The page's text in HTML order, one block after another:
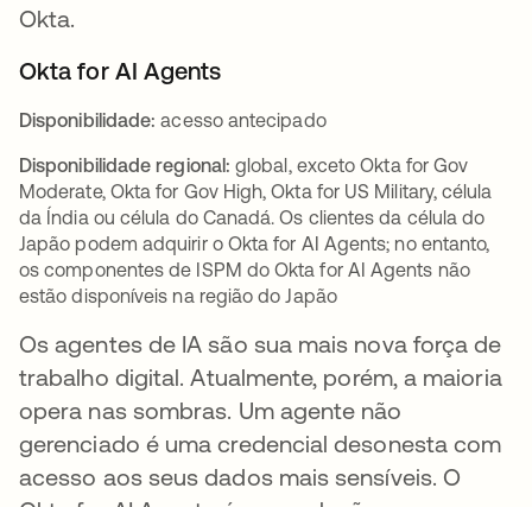
Okta.
Okta for AI Agents
Disponibilidade: acesso antecipado
Disponibilidade regional:global, exceto Okta for Gov
Moderate, Okta for Gov High, Okta for US Military, célula
da Índia ou célula do Canadá. Os clientes da célula do
Japão podem adquirir o Okta for AI Agents; no entanto,
os componentes de ISPM do Okta for AI Agents não
estão disponíveis na região do Japão
Os agentes de IA são sua mais nova força de
trabalho digital. Atualmente, porém, a maioria
opera nas sombras. Um agente não
gerenciado é uma credencial desonesta com
acesso aos seus dados mais sensíveis. O